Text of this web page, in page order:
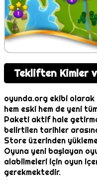
Tekliften Kimler
oyunda.org ekibi
hem eski hem de yeni
Paketi aktif hale
belirtilen tarihler
Store üzerinden
Oyuna yeni başlayan
alabilmeleri için oyun
gerekmektedir.